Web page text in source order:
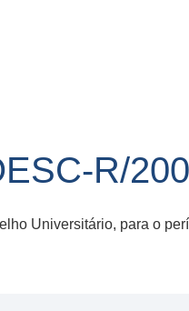
R/
Universitário, para o